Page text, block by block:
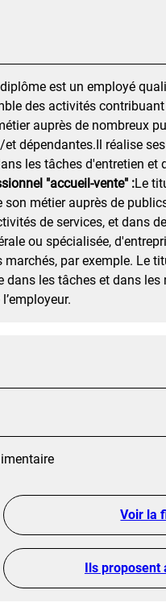
est un employé
des activités
auprès de nombreux
dépendantes.Il réalise
les tâches d'entretien
"accueil-vente" :Le
métier auprès de
de services, et dans
ou spécialisée,
par exemple. Le
les tâches et dans
Voir la
Ils proposent